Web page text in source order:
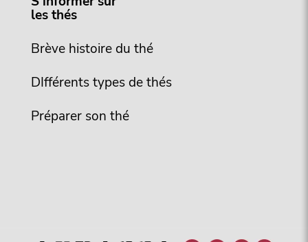
les thés
Brève histoire du thé
DIfférents types de thés
Préparer son thé